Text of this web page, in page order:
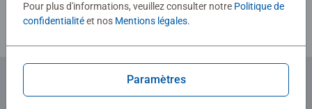
plus de 100 ans, nous concevons des puzzles que les
enfants adorent, avec des thèmes, un nombre de pièces et
des tailles parfaitement adaptés à chaque âge.
Abonnez-vous à notre newsletter
Pour plus d'informations, veuillez consulter notre Politique de
confidentialitéet nos Mentions légales.
Paramètres